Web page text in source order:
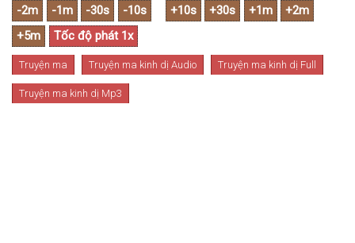
Truyện ma Truyện ma kinh dị Audio Truyện ma kinh dị Full
Truyện ma kinh dị Mp3